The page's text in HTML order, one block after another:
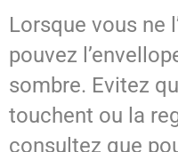
Lorsque vous ne
pouvez
sombre. Evitez
touchent ou la
consultez que